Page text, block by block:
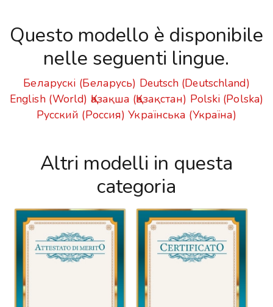
Questo modello è disponibile
nelle seguenti lingue.
Беларускі (Беларусь) Deutsch (Deutschland)
English (World) Қазақша (Қазақстан) Polski (Polska)
Русский (Россия) Українська (Україна)
Altri modelli in questa
categoria